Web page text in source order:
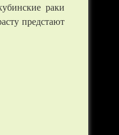
раки
предстают